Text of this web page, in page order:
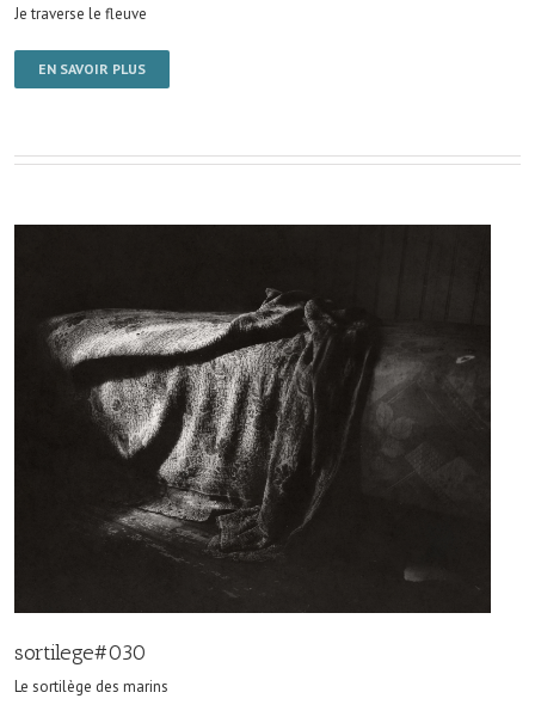
Je traverse le fleuve
EN SAVOIR PLUS
sortilege#030
Le sortilège des marins